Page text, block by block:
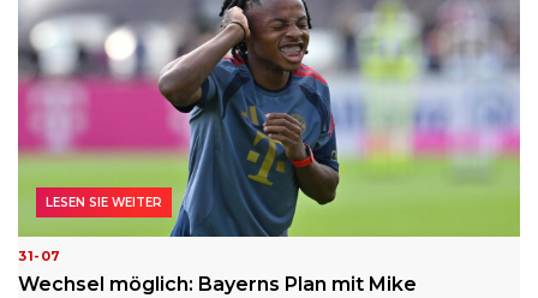
31-07
Wechsel möglich: Bayerns Plan mit Mike
LESEN SIE WEITER